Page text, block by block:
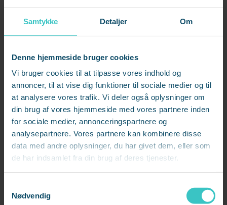
Samtykke Detaljer Om
Denne hjemmeside bruger cookies
Vi bruger cookies til at tilpasse vores indhold og
annoncer, til at vise dig funktioner til sociale medier og til
at analysere vores trafik. Vi deler også oplysninger om
din brug af vores hjemmeside med vores partnere inden
for sociale medier, annonceringspartnere og
analysepartnere. Vores partnere kan kombinere disse
data med andre oplysninger, du har givet dem, eller som
de har indsamlet fra din brug af deres tjenester.
Nødvendig
på.
"Vi kan se hen over årene, at vores opsagte medarbejdere
valgt den rigtige samarbejdspartner," forklarer Marianne.
Feedback fra tidligere medarbejdere underbygger også værdien
af forløbene. "Jeg hører ofte fra tidligere kolleger, at forløbet hos
AS3 har gjort en stor forskel. De føler sig set og taget hånd om og
oplever, at de står stærkere i jobsøgningen efterfølgende," siger
Marianne og tilføjer "Det betyder meget for os, at de går videre
med en positiv oplevelse, selv i en svær situation."
En investering i employer branding
Hos Mekoprint er outplacement også en strategisk investering i